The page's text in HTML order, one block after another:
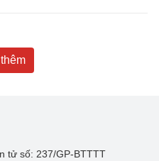
tử số: 237/GP-BTTTT